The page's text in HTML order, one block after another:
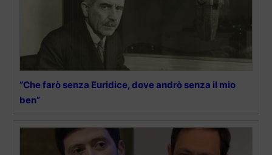
“Che farò senza Euridice, dove andrò senza il mio
ben”